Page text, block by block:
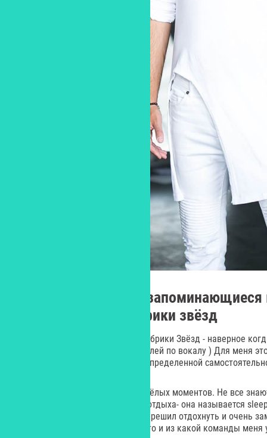
Расскажите самые
Евровидения и Фабрики звёзд
Самое яркое воспоминание с Фабрики Звёзд - наверное
вместе с отцом как преподавателей по вокалу ) Для меня
вырос и добился в глазах отца определенной
На Евровидении было много весёлых моментов. Не все
Евровидение есть комната для отдыха- она называется
холодно из-за кондиционеров. Я решил отдохнуть и очень
укрыт одеялом) Так и не знаю кто и из какой команды